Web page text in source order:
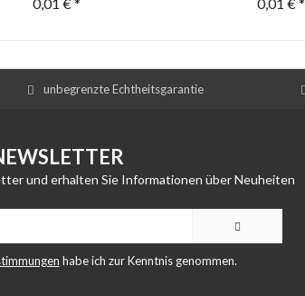
unbegrenzte Echtheitsgarantie
und erhalten Sie Informationen über Neuheiten
habe ich zur Kenntnis genommen.